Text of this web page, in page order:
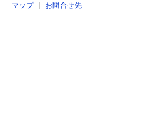
マップ｜ お問合せ先